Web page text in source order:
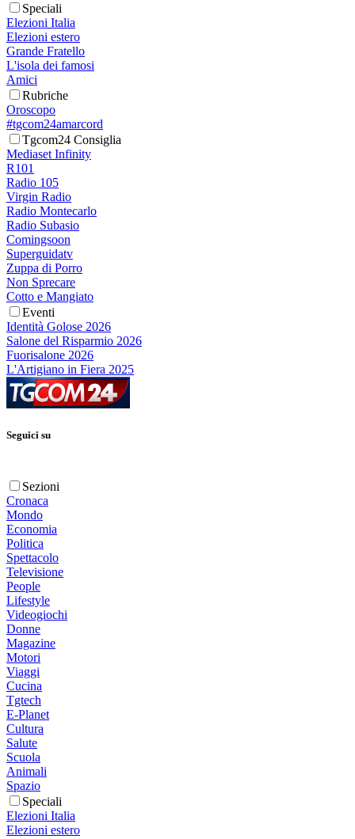
Speciali
Elezioni Italia
Elezioni estero
Grande Fratello
L'isola dei famosi
Amici
Rubriche
Oroscopo
#tgcom24amarcord
Tgcom24 Consiglia
Mediaset Infinity
R101
Radio 105
Virgin Radio
Radio Montecarlo
Radio Subasio
Comingsoon
Superguidatv
Zuppa di Porro
Non Sprecare
Cotto e Mangiato
Eventi
Identità Golose 2026
Salone del Risparmio 2026
Fuorisalone 2026
L'Artigiano in Fiera 2025
Seguici su
Sezioni
Cronaca
Mondo
Economia
Politica
Spettacolo
Televisione
People
Lifestyle
Videogiochi
Donne
Magazine
Motori
Viaggi
Cucina
Tgtech
E-Planet
Cultura
Salute
Scuola
Animali
Spazio
Speciali
Elezioni Italia
Elezioni estero